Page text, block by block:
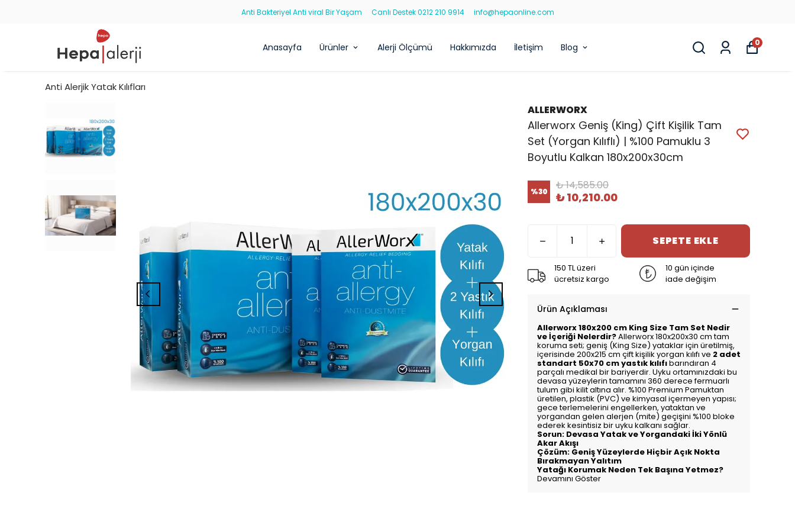
Anti Bakteriyel Anti viral Bir Yaşam Canlı Destek 0212 210 9914 info@hepaonline.com
Anasayfa Ürünler Alerji Ölçümü Hakkımızda İletişim Blog 0
Anti Alerjik Yatak Kılıfları
ALLERWORX
Allerworx Geniş (King) Çift Kişilik Tam
Set (Yorgan Kılıflı) | %100 Pamuklu 3
Boyutlu Kalkan 180x200x30cm
%30 ₺ 14,585.00
₺ 10,210.00
SEPETE EKLE
150 TL üzeri
ücretsiz kargo
10 gün içinde
iade değişim
Ürün Açıklaması
Allerworx 180x200 cm King Size Tam Set Nedir
ve İçeriği Nelerdir?Allerworx 180x200x30 cm tam
koruma seti; geniş (King Size) yataklar için üretilmiş,
içerisinde 200x215 cm çift kişilik yorgan kılıfı ve 2 adet
standart 50x70 cm yastık kılıfıbarındıran 4
parçalı medikal bir bariyerdir. Uyku ortamınızdaki bu
devasa yüzeylerin tamamını 360 derece fermuarlı
tulum gibi kilit altına alır. %100 Premium Pamuktan
üretilen, plastik (PVC) ve kimyasal içermeyen yapısı;
gece terlemelerini engellerken, yataktan ve
yorgandan gelen alerjen (mite) geçişini %100 bloke
ederek kesintisiz bir uyku kalkanı sağlar.
Sorun: Devasa Yatak ve Yorgandaki İki Yönlü
Akar Akışı
Çözüm: Geniş Yüzeylerde Hiçbir Açık Nokta
Bırakmayan Yalıtım
Yatağı Korumak Neden Tek Başına Yetmez?
Devamını Göster